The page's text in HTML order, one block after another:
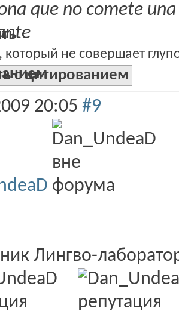
que no comete
который не совершает
с цитированием
20:05 #9
Лингво-